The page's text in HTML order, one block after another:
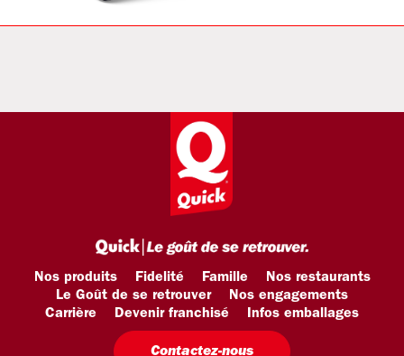
Nos produits Fidelité Famille
Nos restaurants
Le Goût de se retrouver
Nos engagements
Carrière
Devenir franchisé Infos emballages
Contactez-nous